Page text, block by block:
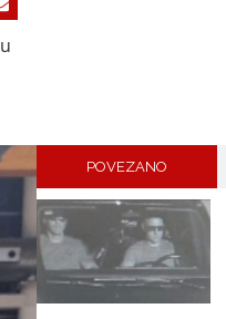
POVEZANO